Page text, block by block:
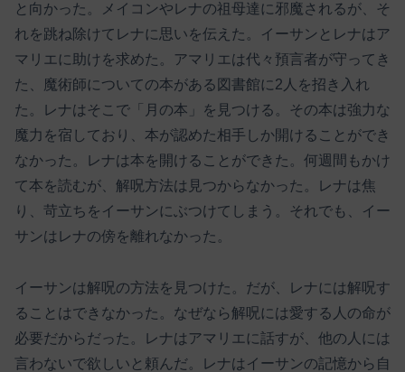
と向かった。メイコンやレナの祖母達に邪魔されるが、そ
れを跳ね除けてレナに思いを伝えた。イーサンとレナはア
マリエに助けを求めた。アマリエは代々預言者が守ってき
た、魔術師についての本がある図書館に2人を招き入れ
た。レナはそこで「月の本」を見つける。その本は強力な
魔力を宿しており、本が認めた相手しか開けることができ
なかった。レナは本を開けることができた。何週間もかけ
て本を読むが、解呪方法は見つからなかった。レナは焦
り、苛立ちをイーサンにぶつけてしまう。それでも、イー
サンはレナの傍を離れなかった。
イーサンは解呪の方法を見つけた。だが、レナには解呪す
ることはできなかった。なぜなら解呪には愛する人の命が
必要だからだった。レナはアマリエに話すが、他の人には
言わないで欲しいと頼んだ。レナはイーサンの記憶から自